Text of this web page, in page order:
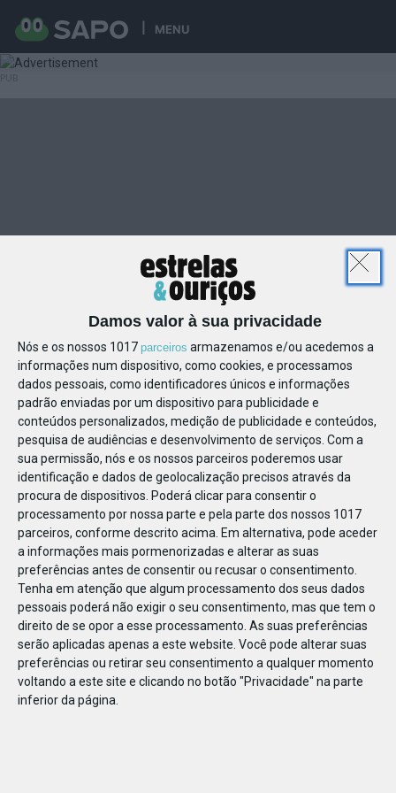
MENU
Damos valor à sua privacidade
Nós e os nossos 1017 parceiros armazenamos e/ou acedemos a
informações num dispositivo, como cookies, e processamos
dados pessoais, como identificadores únicos e informações
padrão enviadas por um dispositivo para publicidade e
conteúdos personalizados, medição de publicidade e conteúdos,
pesquisa de audiências e desenvolvimento de serviços. Com a
sua permissão, nós e os nossos parceiros poderemos usar
identificação e dados de geolocalização precisos através da
procura de dispositivos. Poderá clicar para consentir o
processamento por nossa parte e pela parte dos nossos 1017
parceiros, conforme descrito acima. Em alternativa, pode aceder
a informações mais pormenorizadas e alterar as suas
preferências antes de consentir ou recusar o consentimento.
Tenha em atenção que algum processamento dos seus dados
pessoais poderá não exigir o seu consentimento, mas que tem o
direito de se opor a esse processamento. As suas preferências
serão aplicadas apenas a este website. Você pode alterar suas
preferências ou retirar seu consentimento a qualquer momento
voltando a este site e clicando no botão "Privacidade" na parte
inferior da página.
81706483339365